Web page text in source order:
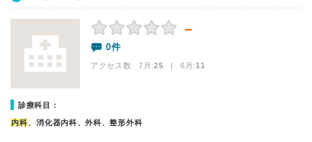
－
0件
アクセス数 7月:25 | 6月:11
診療科目：
内科、消化器内科、外科、整形外科